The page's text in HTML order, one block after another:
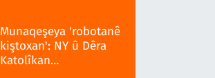
Munaqeşeya 'robotanê
kiştoxan': NY û Dêra
Katolîkan